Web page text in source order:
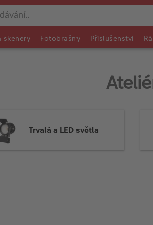
skenery Fotobrašny Příslušenství
Trvalá a LED světla